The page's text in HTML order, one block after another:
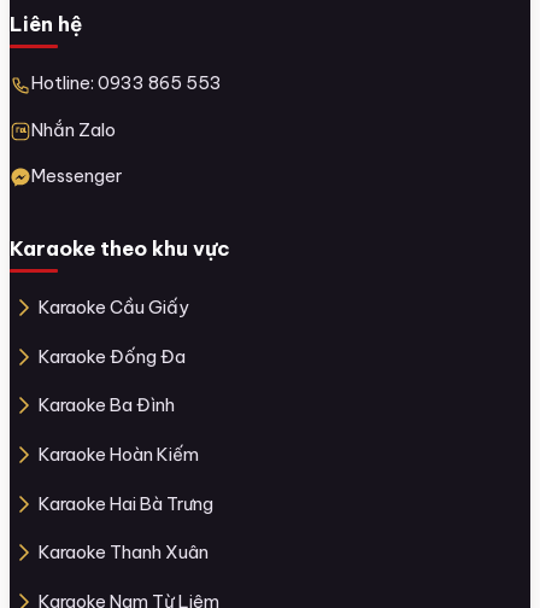
Liên hệ
Hotline: 0933 865 553
Nhắn Zalo
Messenger
Karaoke theo khu vực
Karaoke Cầu Giấy
Karaoke Đống Đa
Karaoke Ba Đình
Karaoke Hoàn Kiếm
Karaoke Hai Bà Trưng
Karaoke Thanh Xuân
Karaoke Nam Từ Liêm